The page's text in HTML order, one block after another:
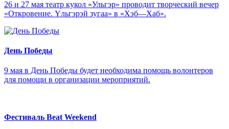
26 и 27 мая театр кукол «Ульгэр» проводит творческий вечер
«Откровение. Yльгэрэй зугаа» в «Хэб—Хаб».
День Победы
9 мая в День Победы будет необходима помощь волонтеров
для помощи в организации мероприятий.
Фестиваль Beat Weekend